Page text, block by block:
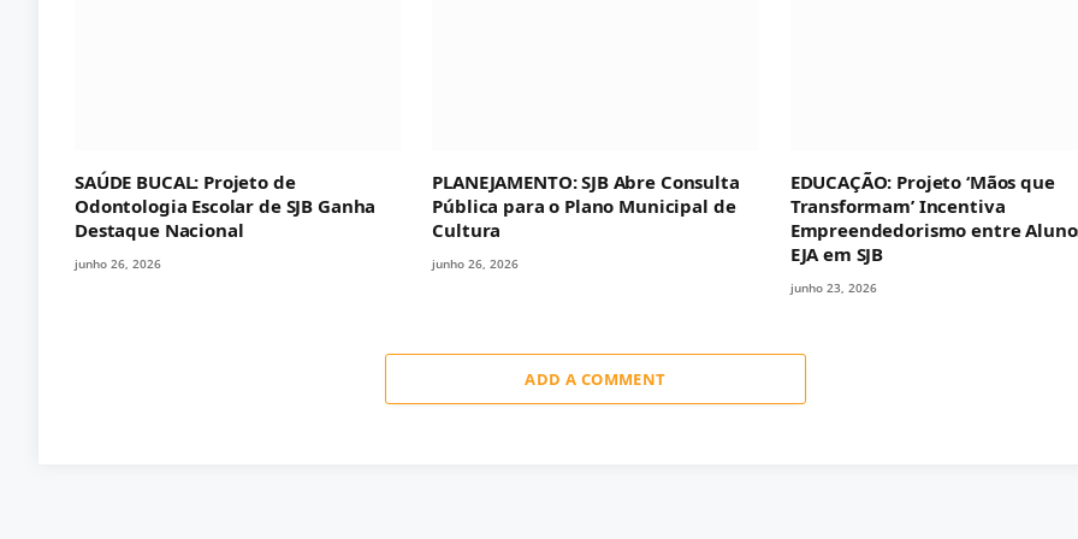
SAÚDE BUCAL: Projeto de
Odontologia Escolar de SJB Ganha
Destaque Nacional
junho 26, 2026
PLANEJAMENTO: SJB Abre Consulta
Pública para o Plano Municipal de
Cultura
junho 26, 2026
EDUCAÇÃO: Projeto ‘Mãos que
Transformam’ Incentiva
Empreendedorismo entre
EJA em SJB
junho 23, 2026
ADD A COMMENT